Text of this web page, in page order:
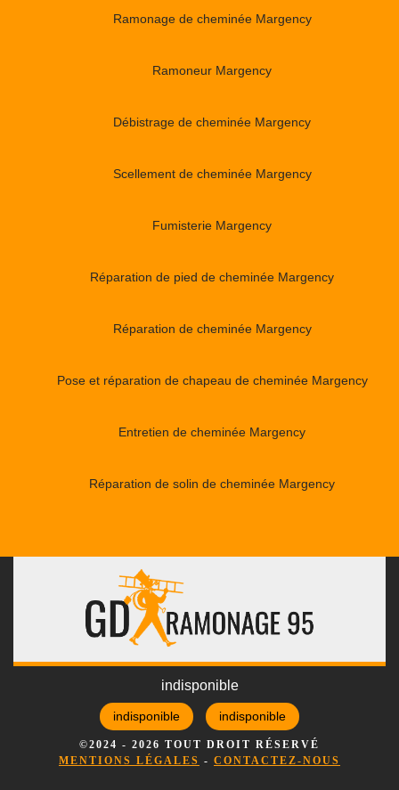
Ramonage de cheminée Margency
Ramoneur Margency
Débistrage de cheminée Margency
Scellement de cheminée Margency
Fumisterie Margency
Réparation de pied de cheminée Margency
Réparation de cheminée Margency
Pose et réparation de chapeau de cheminée Margency
Entretien de cheminée Margency
Réparation de solin de cheminée Margency
indisponible
indisponible indisponible
©2024 - 2026 TOUT DROIT RÉSERVÉ
MENTIONS LÉGALES - CONTACTEZ-NOUS